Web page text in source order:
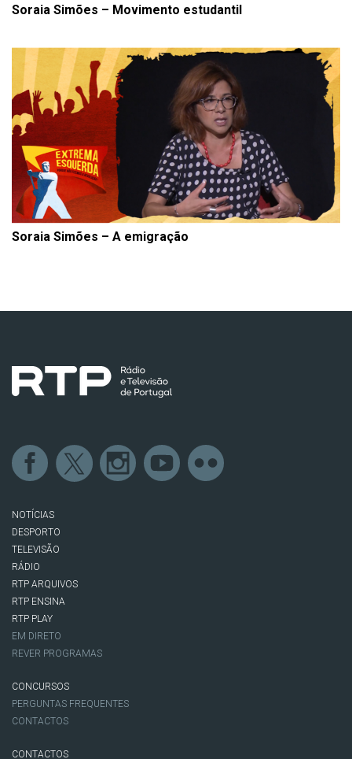
Soraia Simões – Movimento estudantil
Soraia Simões – A emigração
NOTÍCIAS
DESPORTO
TELEVISÃO
RÁDIO
RTP ARQUIVOS
RTP ENSINA
RTP PLAY
EM DIRETO
REVER PROGRAMAS
CONCURSOS
PERGUNTAS FREQUENTES
CONTACTOS
CONTACTOS